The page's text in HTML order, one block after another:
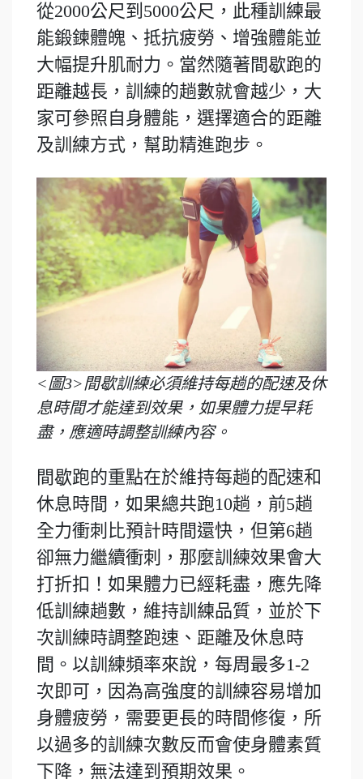
從2000公尺到5000公尺，此種訓練最
能鍛鍊體魄、抵抗疲勞、增強體能並
大幅提升肌耐力。當然隨著間歇跑的
距離越長，訓練的趟數就會越少，大
家可參照自身體能，選擇適合的距離
及訓練方式，幫助精進跑步。
<圖3>間歇訓練必須維持每趟的配速及休
息時間才能達到效果，如果體力提早耗
盡，應適時調整訓練內容。
間歇跑的重點在於維持每趟的配速和
休息時間，如果總共跑10趟，前5趟
全力衝刺比預計時間還快，但第6趟
卻無力繼續衝刺，那麼訓練效果會大
打折扣！如果體力已經耗盡，應先降
低訓練趟數，維持訓練品質，並於下
次訓練時調整跑速、距離及休息時
間。以訓練頻率來說，每周最多1-2
次即可，因為高強度的訓練容易增加
身體疲勞，需要更長的時間修復，所
以過多的訓練次數反而會使身體素質
下降，無法達到預期效果。